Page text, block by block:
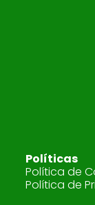
Políticas
Política de
Política de